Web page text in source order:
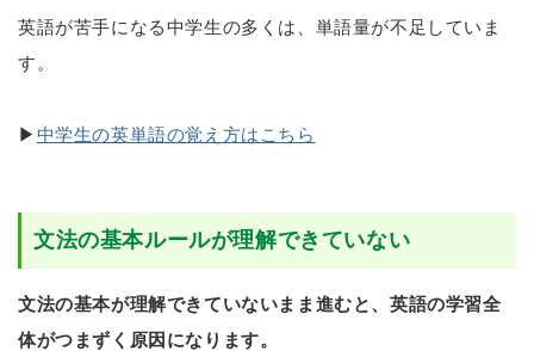
英語が苦手になる中学生の多くは、単語量が不足していま
す。
▶ 中学生の英単語の覚え方はこちら
文法の基本ルールが理解できていない
文法の基本が理解できていないまま進むと、英語の学習全
体がつまずく原因になります。